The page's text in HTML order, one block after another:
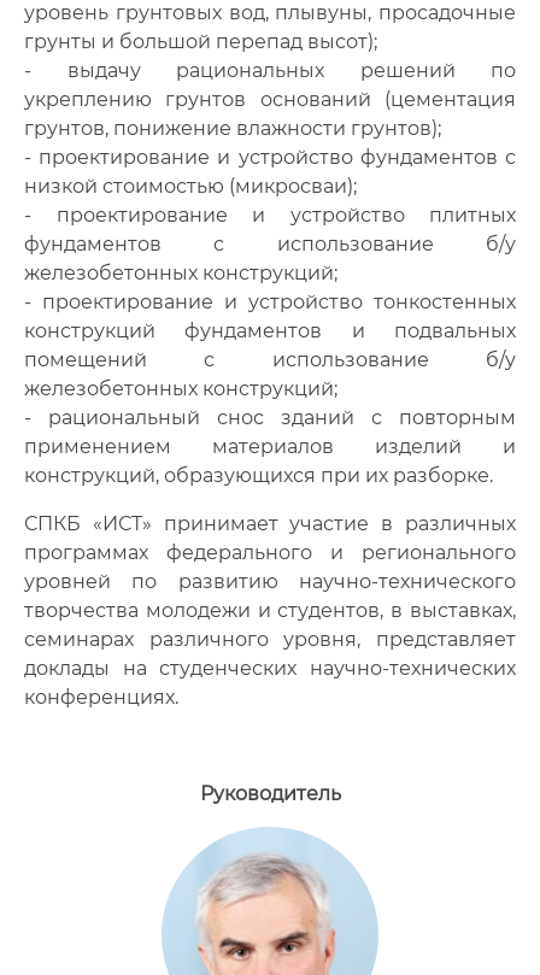
Руководитель
уровень грунтовых вод, плывуны, просадочные
грунты и большой перепад высот);
- выдачу рациональных решений по
укреплению грунтов оснований (цементация
грунтов, понижение влажности грунтов);
- проектирование и устройство фундаментов с
низкой стоимостью (микросваи);
- проектирование и устройство плитных
фундаментов с использование б/у
железобетонных конструкций;
- проектирование и устройство тонкостенных
конструкций фундаментов и подвальных
помещений с использование б/у
железобетонных конструкций;
- рациональный снос зданий с повторным
применением материалов изделий и
конструкций, образующихся при их разборке.
СПКБ «ИСТ» принимает участие в различных
программах федерального и регионального
уровней по развитию научно-технического
творчества молодежи и студентов, в выставках,
семинарах различного уровня, представляет
доклады на студенческих научно-технических
конференциях.